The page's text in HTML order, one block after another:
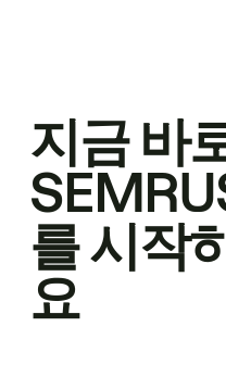
지금 바
를 시작
요